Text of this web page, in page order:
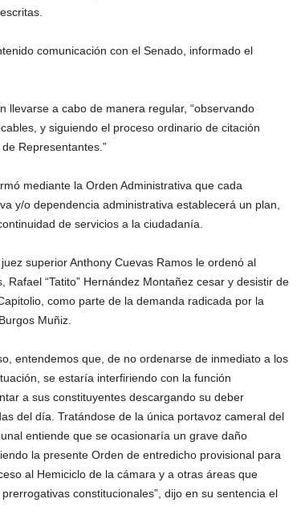
comunicación con el Senado, informado el
llevarse a cabo de manera regular, “observando
y siguiendo el proceso ordinario de citación
Representantes.”
mediante la Orden Administrativa que cada
y/o dependencia administrativa establecerá un plan,
de servicios a la ciudadanía.
superior Anthony Cuevas Ramos le ordenó al
“Tatito” Hernández Montañez cesar y desistir de
como parte de la demanda radicada por la
Muñiz.
entendemos que, de no ordenarse de inmediato a los
se estaría interfiriendo con la función
a sus constituyentes descargando su deber
del día. Tratándose de la única portavoz cameral del
entiende que se ocasionaría un grave daño
la presente Orden de entredicho provisional para
al Hemiciclo de la cámara y a otras áreas que
constitucionales”, dijo en su sentencia el